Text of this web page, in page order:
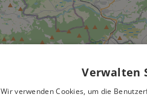
Verwalten
Wir verwenden Cookies, um die